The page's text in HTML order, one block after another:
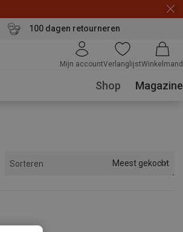
100 dagen retourneren
Mijn accountVerlanglijstWinkelmand
Shop Magazine
Sorteren Meest gekocht